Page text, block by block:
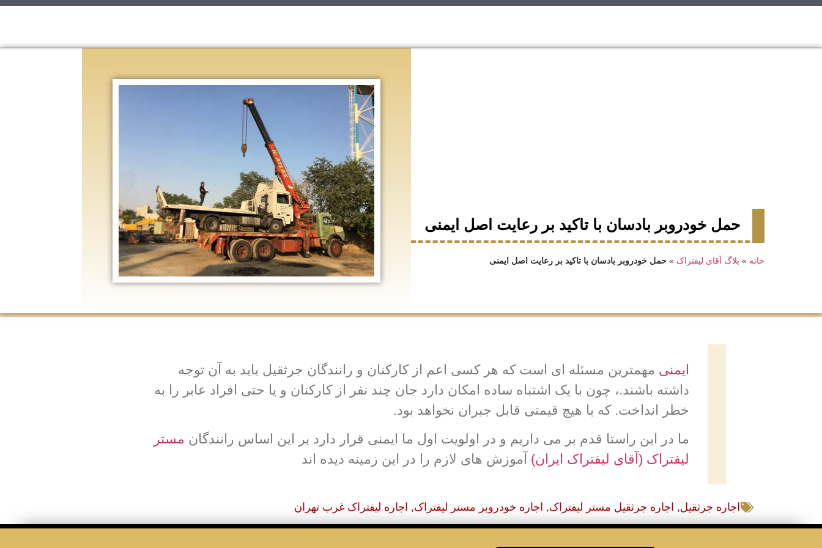
حمل خودروبر بادسان با تاکید بر رعایت اصل ایمنی
خانه » بلاگ آقای لیفتراک »حمل خودروبر بادسان با تاکید بر رعایت اصل ایمنی
ایمنی مهمترین مسئله ای است که هر کسی اعم از کارکنان و رانندگان جرثقیل باید به آن توجه
داشته باشند.، چون با یک اشتباه ساده امکان دارد جان چند نفر از کارکنان و یا حتی افراد عابر را به
خطر انداخت. که با هیچ قیمتی قابل جبران نخواهد بود.
ما در این راستا قدم بر می داریم و در اولویت اول ما ایمنی قرار دارد بر این اساس رانندگان مستر
لیفتراک (آقای لیفتراک ایران) آموزش های لازم را در این زمینه دیده اند
اجاره جرثقیل, اجاره جرثقیل مستر لیفتراک, اجاره خودروبر مستر لیفتراک, اجاره لیفتراک غرب تهران